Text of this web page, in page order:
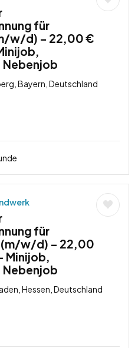
für
w/d) – 22,00 €
Bayern, Deutschland
für
(m/w/d) – 22,00
Minijob,
Hessen, Deutschland